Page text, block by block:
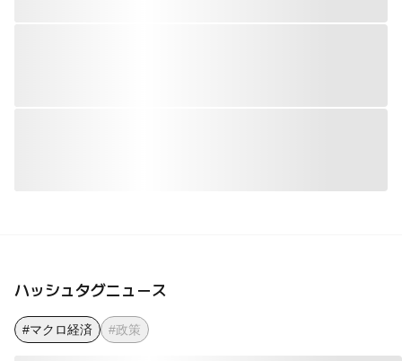
ハッシュタグニュース
#マクロ経済 #政策